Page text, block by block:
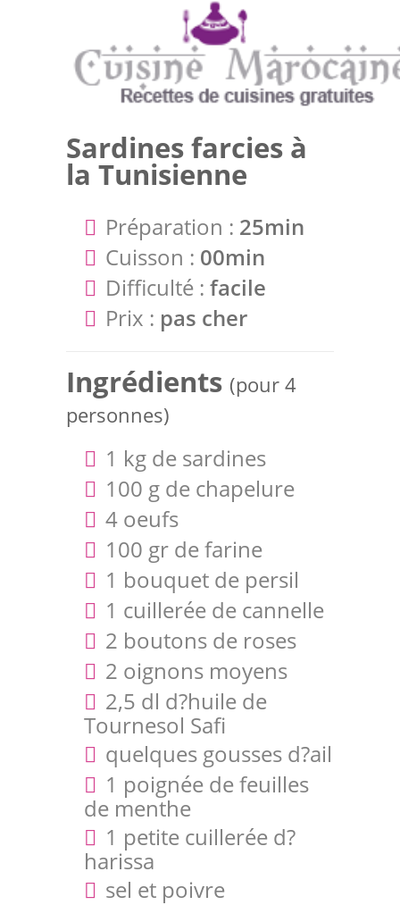
Sardines farcies à
la Tunisienne
Préparation : 25min
Cuisson : 00min
Difficulté : facile
Prix : pas cher
Ingrédients (pour 4
personnes)
1 kg de sardines
100 g de chapelure
4 oeufs
100 gr de farine
1 bouquet de persil
1 cuillerée de cannelle
2 boutons de roses
2 oignons moyens
2,5 dl d?huile de
Tournesol Safi
quelques gousses d?ail
1 poignée de feuilles
de menthe
1 petite cuillerée d?
harissa
sel et poivre